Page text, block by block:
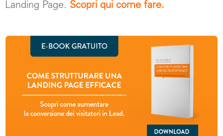
Landing Page. Scopri qui come fare.